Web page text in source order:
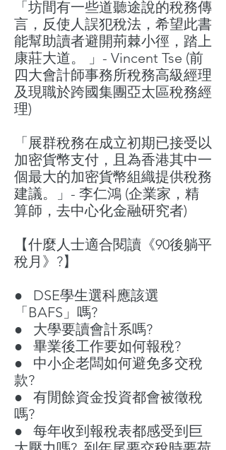
「坊間有一些道聽途說的稅務傳
言，反使人誤犯稅法，希望此書
能幫助讀者避開荊棘小徑，踏上
康莊大道。 」- Vincent Tse (前
四大會計師事務所稅務高級經理
及現職於跨國集團亞太區稅務經
理)
「展群稅務在成立初期已接受以
加密貨幣支付，且為香港其中一
個最大的加密貨幣組織提供稅務
建議。
」- 李仁鴻 (企業家，精
算師，去中心化金融研究者)
【什麼人士適合閱讀《90後躺平
稅月》?】
● DSE學生選科應該選
「BAFS 」嗎?
● 大學要讀會計系嗎?
● 畢業後工作要如何報稅?
● 中小企老闆如何避免多交稅
款?
● 有閒餘資金投資都會被徵稅
嗎?
● 每年收到報稅表都感受到巨